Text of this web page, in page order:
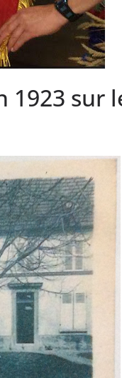
1923 sur